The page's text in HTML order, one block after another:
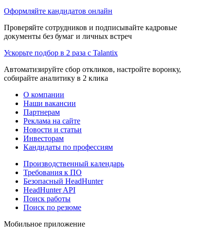
Оформляйте кандидатов онлайн
Проверяйте сотрудников и подписывайте кадровые
документы без бумаг и личных встреч
Ускорьте подбор в 2 раза с Talantix
Автоматизируйте сбор откликов, настройте воронку,
собирайте аналитику в 2 клика
О компании
Наши вакансии
Партнерам
Реклама на сайте
Новости и статьи
Инвесторам
Кандидаты по профессиям
Производственный календарь
Требования к ПО
Безопасный HeadHunter
HeadHunter API
Поиск работы
Поиск по резюме
Мобильное приложение